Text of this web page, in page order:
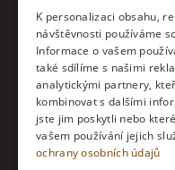
Facebook
Twitter
Instagram
LinkedIn
K personalizaci obsahu,
návštěvnosti používáme
Informace o vašem
také sdílíme s našimi
analytickými partnery,
kombinovat s dalšími
jste jim poskytli nebo
vašem používání jejich
ochrany osobních údajů